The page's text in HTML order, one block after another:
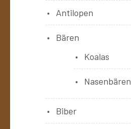
Antilopen
Bären
Koalas
Nasenbären
Biber